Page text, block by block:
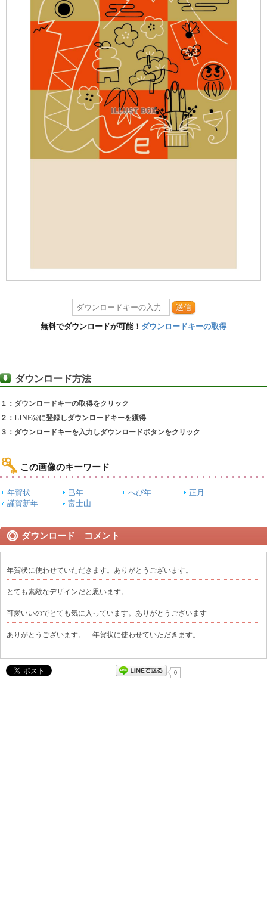
送信
無料でダウンロードが可能！ ダウンロードキーの取得
ダウンロード方法
１：ダウンロードキーの取得をクリック
２：LINE@に登録しダウンロードキーを獲得
３：ダウンロードキーを入力しダウンロードボタンをクリック
この画像のキーワード
年賀状 巳年 へび年
正月
謹賀新年
富士山
ダウンロード コメント
年賀状に使わせていただきます。ありがとうございます。
とても素敵なデザインだと思います。
可愛いいのでとても気に入っています。ありがとうございます
ありがとうございます。 年賀状に使わせていただきます。
0